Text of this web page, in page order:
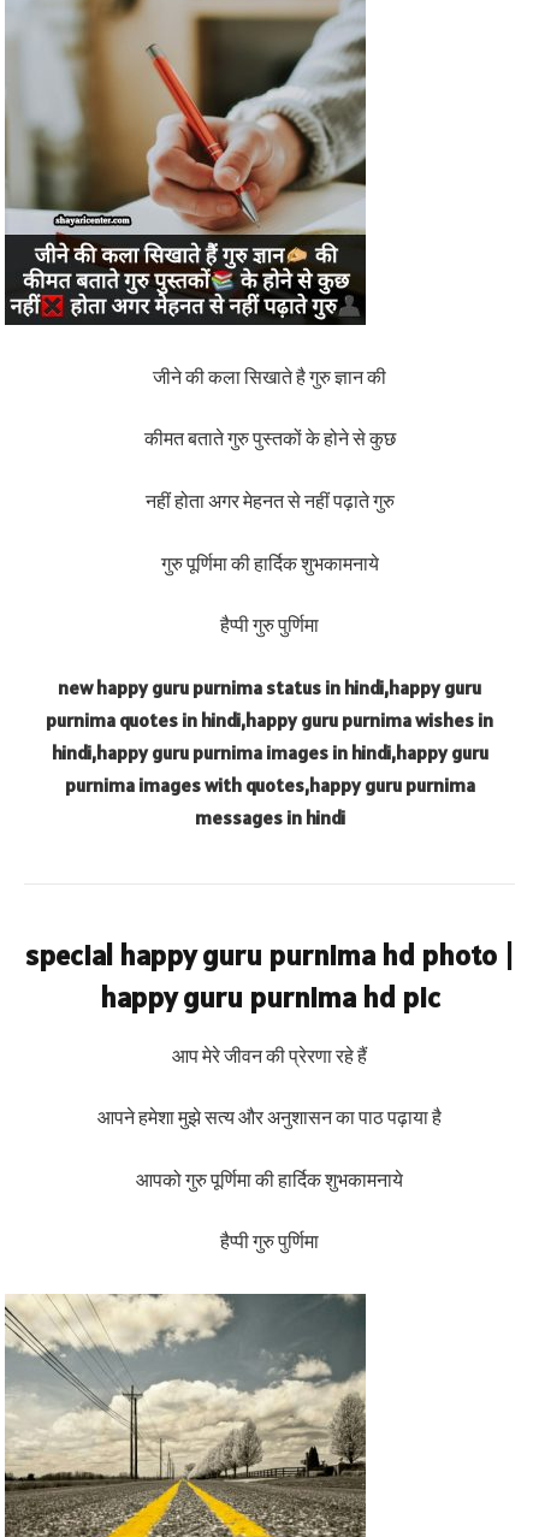
जीने की कला सिखाते है गुरु ज्ञान की
कीमत बताते गुरु पुस्तकों के होने से कुछ
नहीं होता अगर मेहनत से नहीं पढ़ाते गुरु
गुरु पूर्णिमा की हार्दिक शुभकामनाये
हैप्पी गुरु पुर्णिमा
new happy guru purnima status in hindi,happy guru
purnima quotes in hindi,happy guru purnima wishes in
hindi,happy guru purnima images in hindi,happy guru
purnima images with quotes,happy guru purnima
messages in hindi
special happy guru purnima hd photo |
happy guru purnima hd pic
आप मेरे जीवन की प्रेरणा रहे हैं
आपने हमेशा मुझे सत्य और अनुशासन का पाठ पढ़ाया है
आपको गुरु पूर्णिमा की हार्दिक शुभकामनाये
हैप्पी गुरु पुर्णिमा